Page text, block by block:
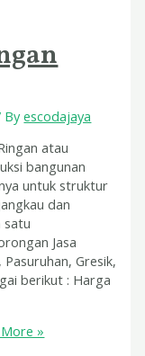
Byescodajaya
atau
bangunan
untuk struktur
dan
satu
Jasa
Gresik,
berikut : Harga
»